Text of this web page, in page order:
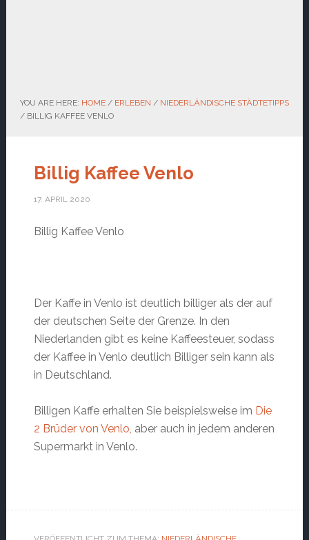
YOU ARE HERE: HOME / ERLEBEN / NIEDERLÄNDISCHE STÄDTETIPPS
/BILLIG KAFFEE VENLO
Billig Kaffee Venlo
17. APRIL 2020
Billig Kaffee Venlo
Der Kaffe in Venlo ist deutlich billiger als der auf
der deutschen Seite der Grenze. In den
Niederlanden gibt es keine Kaffeesteuer, sodass
der Kaffee in Venlo deutlich Billiger sein kann als
in Deutschland.
Billigen Kaffe erhalten Sie beispielsweise im Die
2 Brüder von Venlo, aber auch in jedem anderen
Supermarkt in Venlo.